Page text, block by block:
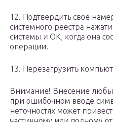
12. Подтвердить своё
системного реестра
системы и OK, когда она
операции.
13. Перезагрузить
Внимание! Внесение
при ошибочном вводе
неточностях может